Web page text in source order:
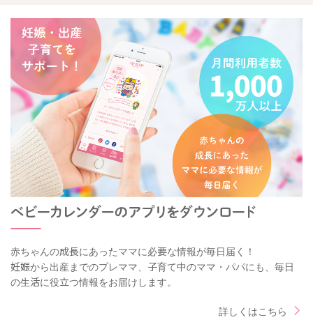
赤ちゃんの成長にあったママに必要な情報が毎日届く！
妊娠から出産までのプレママ、子育て中のママ・パパにも、毎日
の生活に役立つ情報をお届けします。
詳しくはこちら